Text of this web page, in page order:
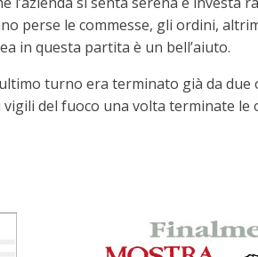
perse le commesse, gli ordini,
in questa partita è un bell’aiuto.
turno era terminato già da due
del fuoco una volta terminate